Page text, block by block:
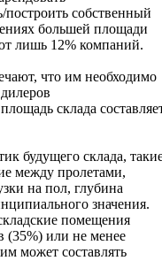
собственный
большей площади
лишь 12% компаний.
что им необходимо
склада
будущего склада,
между пролетами,
на пол, глубина
значения.
помещения
(35%) или не менее
может составлять